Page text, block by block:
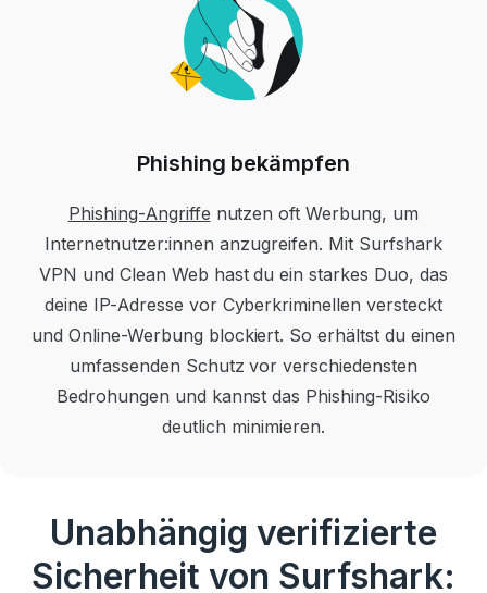
Phishing bekämpfen
Phishing-Angriffe nutzen oft Werbung, um
Internetnutzer:innen anzugreifen. Mit Surfshark
VPN und Clean Web hast du ein starkes Duo, das
deine IP-Adresse vor Cyberkriminellen versteckt
und Online-Werbung blockiert. So erhältst du einen
umfassenden Schutz vor verschiedensten
Bedrohungen und kannst das Phishing-Risiko
deutlich minimieren.
Unabhängig verifizierte
Sicherheit von Surfshark: